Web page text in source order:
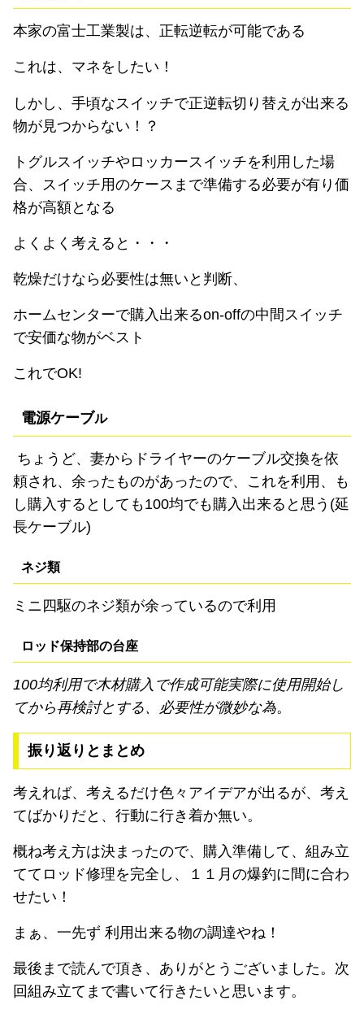
本家の富士工業製は、正転逆転が可能である
これは、マネをしたい！
しかし、手頃なスイッチで正逆転切り替えが出来る
物が見つからない！？
トグルスイッチやロッカースイッチを利用した場
合、スイッチ用のケースまで準備する必要が有り価
格が高額となる
よくよく考えると・・・
乾燥だけなら必要性は無いと判断、
ホームセンターで購入出来るon-offの中間スイッチ
で安価な物がベスト
これでOK!
電源ケーブル
ちょうど、妻からドライヤーのケーブル交換を依
頼され、余ったものがあったので、これを利用、も
し購入するとしても100均でも購入出来ると思う(延
長ケーブル)
ネジ類
ミニ四駆のネジ類が余っているので利用
ロッド保持部の台座
100均利用で木材購入で作成可能実際に使用開始し
てから再検討とする、必要性が微妙な為。
振り返りとまとめ
考えれば、考えるだけ色々アイデアが出るが、考え
てばかりだと、行動に行き着か無い。
概ね考え方は決まったので、購入準備して、組み立
ててロッド修理を完全し、１１月の爆釣に間に合わ
せたい！
まぁ、一先ず 利用出来る物の調達やね！
最後まで読んで頂き、ありがとうございました。次
回組み立てまで書いて行きたいと思います。